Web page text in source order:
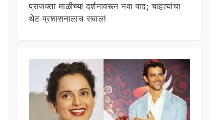
प्राजक्ता माळीच्या दर्शनावरून नवा वाद; चाहत्यांचा
थेट प्रशासनालाच सवाल!